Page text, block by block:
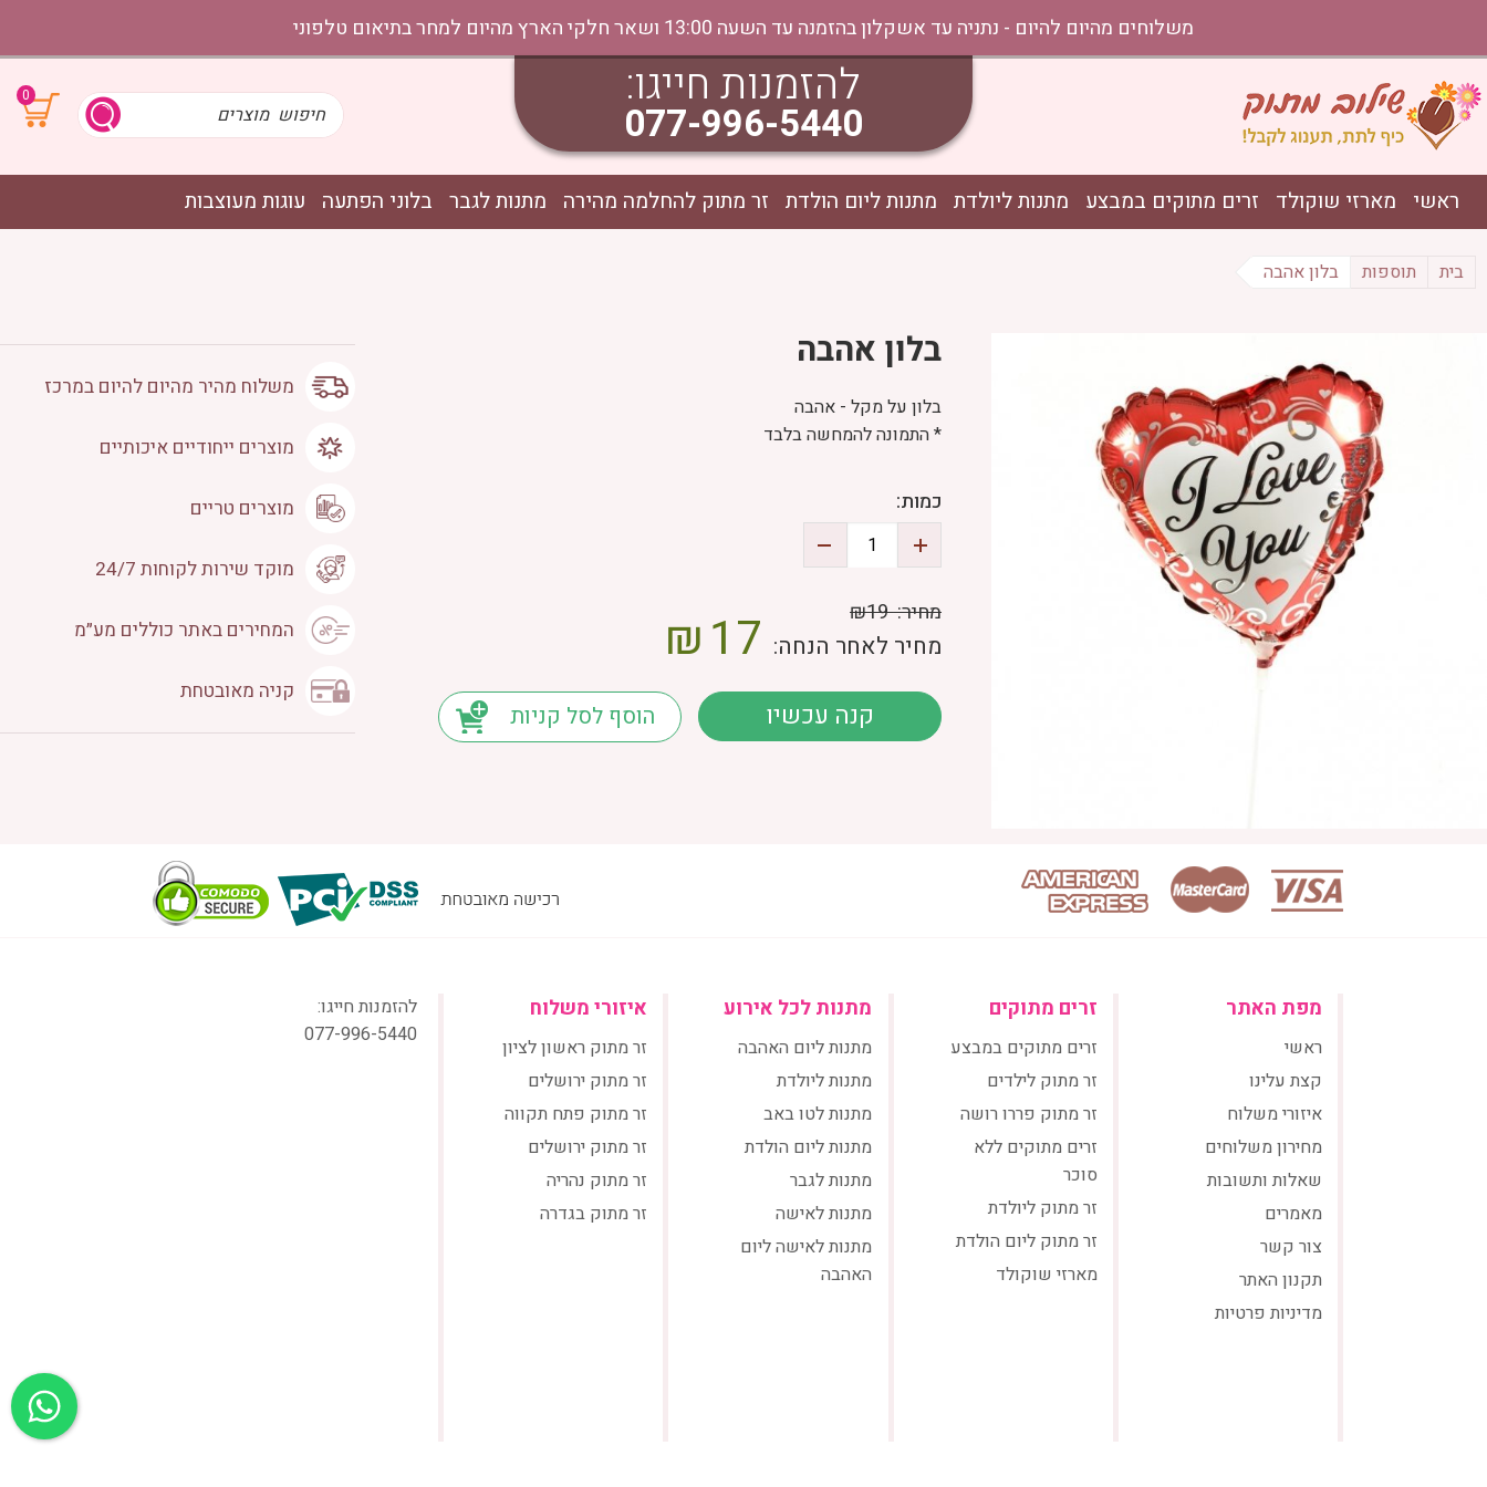
משלוחים מהיום להיום - נתניה עד אשקלון בהזמנה עד השעה 13:00 ושאר חלקי הארץ מהיום למחר בתיאום טלפוני
להזמנות חייגו:
077-996-5440
0
ראשי מארזי שוקולד זרים מתוקים במבצע מתנות ליולדת מתנות ליום הולדת זר מתוק להחלמה מהירה מתנות לגבר בלוני הפתעה עוגות מעוצבות
בית תוספות בלון אהבה
בלון אהבה
בלון על מקל - אהבה
* התמונה להמחשה בלבד
כמות:
מחיר:₪19
מחיר לאחר הנחה: 17
₪
קנה עכשיו הוסף לסל קניות
משלוח מהיר מהיום להיום במרכז
מוצרים ייחודיים איכותיים
מוצרים טריים
מוקד שירות לקוחות 24/7
המחירים באתר כוללים מע״מ
קניה מאובטחת
מפת האתר
ראשי
קצת עלינו
איזורי משלוח
מחירון משלוחים
שאלות ותשובות
מאמרים
צור קשר
תקנון האתר
מדיניות פרטיות
זרים מתוקים
זרים מתוקים במבצע
זר מתוק לילדים
זר מתוק פררו רושה
זרים מתוקים ללא
סוכר
זר מתוק ליולדת
זר מתוק ליום הולדת
מארזי שוקולד
מתנות לכל אירוע
מתנות ליום האהבה
מתנות ליולדת
מתנות לטו באב
מתנות ליום הולדת
מתנות לגבר
מתנות לאישה
מתנות לאישה ליום
האהבה
איזורי משלוח
זר מתוק ראשון לציון
זר מתוק ירושלים
זר מתוק פתח תקווה
זר מתוק ירושלים
זר מתוק נהריה
זר מתוק בגדרה
להזמנות חייגו:
077-996-5440